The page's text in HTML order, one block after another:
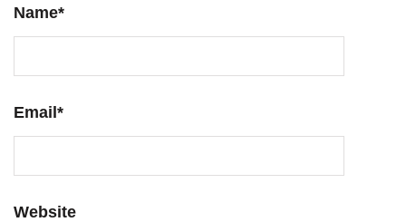
Name*
Email*
Website